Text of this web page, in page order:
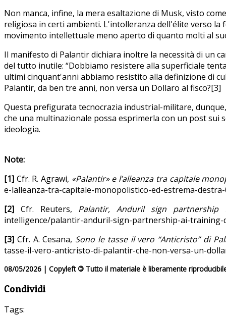
Non manca, infine, la mera esaltazione di Musk, visto
religiosa in certi ambienti. L'intolleranza dell'élite verso
movimento intellettuale meno aperto di quanto molti al
Il manifesto di Palantir dichiara inoltre la necessità di un
del tutto inutile: “Dobbiamo resistere alla superficiale
ultimi cinquant'anni abbiamo resistito alla definizione di
Palantir, da ben tre anni, non versa un Dollaro al fisco?[3]
Questa prefigurata tecnocrazia industrial-militare,
che una multinazionale possa esprimerla con un post sui
ideologia.
Note:
[1] Cfr. R.Agrawi, «Palantir» e l’alleanza tra capitale
e-lalleanza-tra-capitale-monopolistico-ed-estrema-destra-
[2] Cfr. Reuters, Palantir, Anduril sign
intelligence/palantir-anduril-sign-partnership-ai-training-
[3] Cfr. A.Cesana, Sono le tasse il vero “Anticristo” di
tasse-il-vero-anticristo-di-palantir-che-non-versa-un-
08/05/2026 | Copyleft © Tutto il materiale è liberamente
Condividi
Tags: